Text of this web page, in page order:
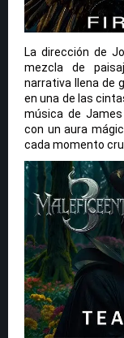
La dirección de
mezcla de
narrativa llena de
en una de las
música de
con un aura
cada momento